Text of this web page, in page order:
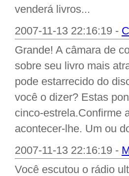
venderá livros...
2007-11-13 22:16:19 -
Grande! A câmara de
sobre seu livro mais
pode estarrecido do
você o dizer? Estas
cinco-estrela.Confirme
acontecer-lhe. Um ou
2007-11-13 22:16:19 -
Você escutou o rádio